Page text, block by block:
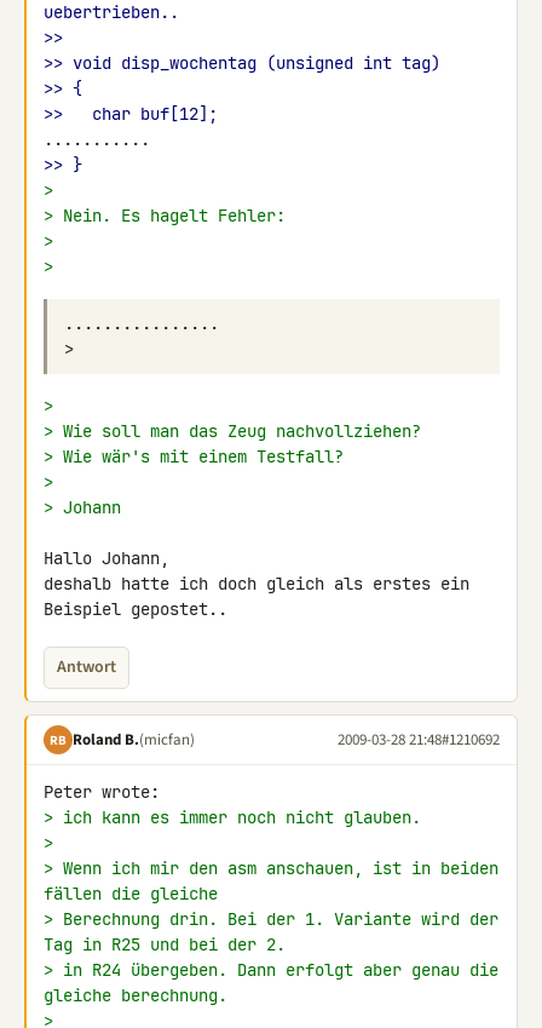
uebertrieben..
>>
>> void disp_wochentag (unsigned int tag)
>> {
>>   char buf[12];
>> }
>
> Nein. Es hagelt Fehler:
>
>
>
> Wie soll man das Zeug nachvollziehen?
> Wie wär's mit einem Testfall?
>
> Johann
Hallo Johann,
deshalb hatte ich doch gleich als erstes ein
Beispiel gepostet..
Antwort
RB Roland B.(micfan) 2009-03-28 21:48#1210692
> ich kann es immer noch nicht glauben.
>
> Wenn ich mir den asm anschauen, ist in beiden
fällen die gleiche
> Berechnung drin. Bei der 1. Variante wird der
Tag in R25 und bei der 2.
> in R24 übergeben. Dann erfolgt aber genau die
gleiche berechnung.
>